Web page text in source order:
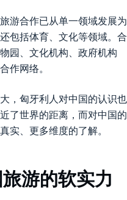
游合作已从单一领域发展为
包括体育、文化等领域。合
园、文化机构、政府机构
作网络。
，匈牙利人对中国的认识也
了世界的距离，而对中国的
实、更多维度的了解。
游的软实力